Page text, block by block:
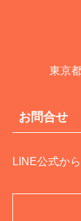
東京
お問合せ
LINE公式か